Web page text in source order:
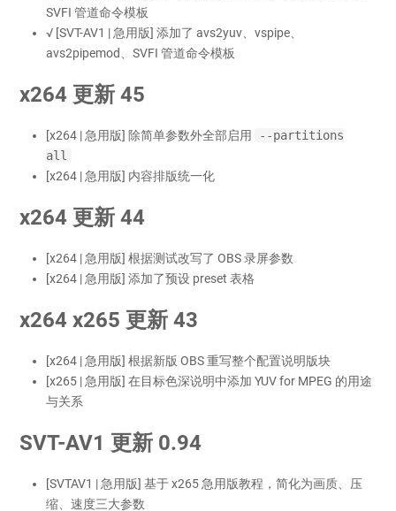
SVFI 管道命令模板
√ [SVT-AV1 | 急用版] 添加了 avs2yuv、vspipe、
avs2pipemod、SVFI 管道命令模板
x264 更新 45
[x264 | 急用版] 除简单参数外全部启用
--partitions
all
[x264 | 急用版] 内容排版统一化
x264 更新 44
[x264 | 急用版] 根据测试改写了 OBS 录屏参数
[x264 | 急用版] 添加了预设 preset 表格
x264 x265 更新 43
[x264 | 急用版] 根据新版 OBS 重写整个配置说明版块
[x265 | 急用版] 在目标色深说明中添加 YUV for MPEG 的用途
与关系
SVT-AV1 更新 0.94
[SVTAV1 | 急用版] 基于 x265 急用版教程，简化为画质、压
缩、速度三大参数